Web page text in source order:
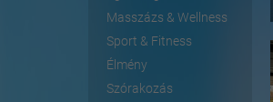
Masszázs & Wellness
Sport & Fitness
Élmény
Szórakozás